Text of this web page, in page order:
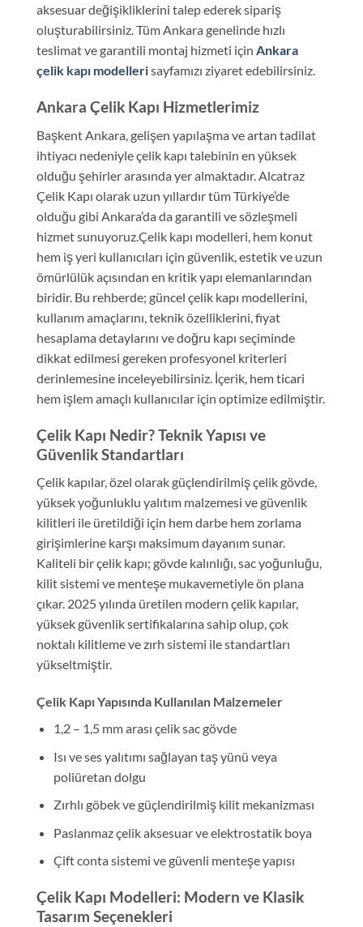
aksesuar değişikliklerini talep ederek sipariş
oluşturabilirsiniz. Tüm Ankara genelinde hızlı
teslimat ve garantili montaj hizmeti için Ankara
çelik kapı modellerisayfamızı ziyaret edebilirsiniz.
Ankara Çelik Kapı Hizmetlerimiz
Başkent Ankara, gelişen yapılaşma ve artan tadilat
ihtiyacı nedeniyle çelik kapı talebinin en yüksek
olduğu şehirler arasında yer almaktadır. Alcatraz
Çelik Kapı olarak uzun yıllardır tüm Türkiye’de
olduğu gibi Ankara’da da garantili ve sözleşmeli
hizmet sunuyoruz.Çelik kapı modelleri, hem konut
hem iş yeri kullanıcıları için güvenlik, estetik ve uzun
ömürlülük açısından en kritik yapı elemanlarından
biridir. Bu rehberde; güncel çelik kapı modellerini,
kullanım amaçlarını, teknik özelliklerini, fiyat
hesaplama detaylarını ve doğru kapı seçiminde
dikkat edilmesi gereken profesyonel kriterleri
derinlemesine inceleyebilirsiniz. İçerik, hem ticari
hem işlem amaçlı kullanıcılar için optimize edilmiştir.
Çelik Kapı Nedir? Teknik Yapısı ve
Güvenlik Standartları
Çelik kapılar, özel olarak güçlendirilmiş çelik gövde,
yüksek yoğunluklu yalıtım malzemesi ve güvenlik
kilitleri ile üretildiği için hem darbe hem zorlama
girişimlerine karşı maksimum dayanım sunar.
Kaliteli bir çelik kapı; gövde kalınlığı, sac yoğunluğu,
kilit sistemi ve menteşe mukavemetiyle ön plana
çıkar. 2025 yılında üretilen modern çelik kapılar,
yüksek güvenlik sertifikalarına sahip olup, çok
noktalı kilitleme ve zırh sistemi ile standartları
yükseltmiştir.
Çelik Kapı Yapısında Kullanılan Malzemeler
1,2 – 1,5 mm arası çelik sac gövde
Isı ve ses yalıtımı sağlayan taş yünü veya
poliüretan dolgu
Zırhlı göbek ve güçlendirilmiş kilit mekanizması
Paslanmaz çelik aksesuar ve elektrostatik boya
Çift conta sistemi ve güvenli menteşe yapısı
Çelik Kapı Modelleri: Modern ve Klasik
Tasarım Seçenekleri